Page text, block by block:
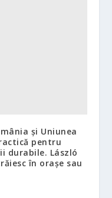
și Uniunea
pentru
durabile. László
în orașe sau